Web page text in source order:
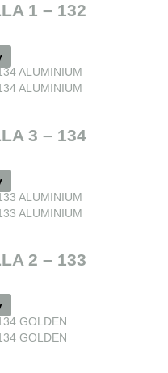
1 – 132
3 – 134
2 – 133